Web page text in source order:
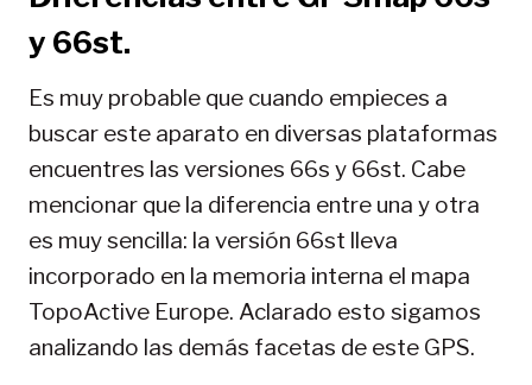
y 66st.
Es muy probable que cuando empieces a
buscar este aparato en diversas plataformas
encuentres las versiones 66s y 66st. Cabe
mencionar que la diferencia entre una y otra
es muy sencilla: la versión 66st lleva
incorporado en la memoria interna el mapa
TopoActive Europe. Aclarado esto sigamos
analizando las demás facetas de este GPS.